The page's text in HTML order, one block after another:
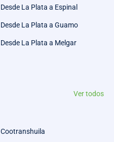
Desde La Plata a Espinal
Desde La Plata a Guamo
Desde La Plata a Melgar
Ver todos
Cootranshuila